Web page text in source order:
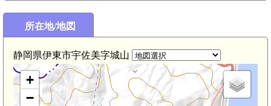
所在地/地図
静岡県伊東市宇佐美字城山
+
−